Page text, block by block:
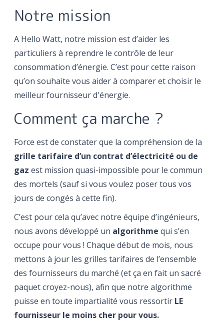
Notre mission
A Hello Watt, notre mission est d’aider les
particuliers à reprendre le contrôle de leur
consommation d’énergie. C’est pour cette raison
qu’on souhaite vous aider à comparer et choisir le
meilleur fournisseur d'énergie.
Comment ça marche ?
Force est de constater que la compréhension de la
grille tarifaire d’un contrat d’électricité ou de
gaz est mission quasi-impossible pour le commun
des mortels (sauf si vous voulez poser tous vos
jours de congés à cette fin).
C’est pour cela qu’avec notre équipe d’ingénieurs,
nous avons développé un algorithme qui s’en
occupe pour vous ! Chaque début de mois, nous
mettons à jour les grilles tarifaires de l’ensemble
des fournisseurs du marché (et ça en fait un sacré
paquet croyez-nous), afin que notre algorithme
puisse en toute impartialité vous ressortir LE
fournisseur le moins cher pour vous.